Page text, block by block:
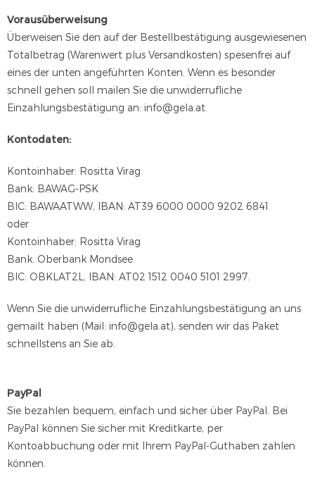
Vorausüberweisung
Überweisen Sie den auf der Bestellbestätigung ausgewiesenen
Totalbetrag (Warenwert plus Versandkosten) spesenfrei auf
eines der unten angeführten Konten. Wenn es besonder
schnell gehen soll mailen Sie die unwiderrufliche
Einzahlungsbestätigung an: info@gela.at.
Kontodaten:
Kontoinhaber: Rositta Virag
Bank: BAWAG-PSK
BIC: BAWAATWW, IBAN: AT39 6000 0000 9202 6841
oder
Kontoinhaber: Rositta Virag
Bank. Oberbank Mondsee
BIC: OBKLAT2L, IBAN: AT02 1512 0040 5101 2997.
Wenn Sie die unwiderrufliche Einzahlungsbestätigung an uns
gemailt haben (Mail: info@gela.at), senden wir das Paket
schnellstens an Sie ab.
PayPal
Sie bezahlen bequem, einfach und sicher über PayPal. Bei
PayPal können Sie sicher mit Kreditkarte, per
Kontoabbuchung oder mit Ihrem PayPal-Guthaben zahlen
können.